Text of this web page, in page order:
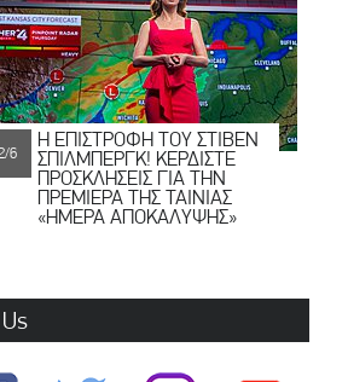
6
Η ΕΠΙΣΤΡΟΦΗ ΤΟΥ ΣΤΙΒΕΝ
ΣΠΙΛΜΠΕΡΓΚ! ΚΕΡΔΙΣΤΕ
ΠΡΟΣΚΛΗΣΕΙΣ ΓΙΑ ΤΗΝ
ΠΡΕΜΙΕΡΑ ΤΗΣ ΤΑΙΝΙΑΣ
«ΗΜΕΡΑ ΑΠΟΚΑΛΥΨΗΣ»